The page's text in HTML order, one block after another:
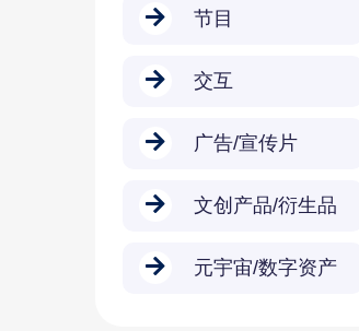
节目
交互
广告/宣传片
文创产品/衍生品
元宇宙/数字资产